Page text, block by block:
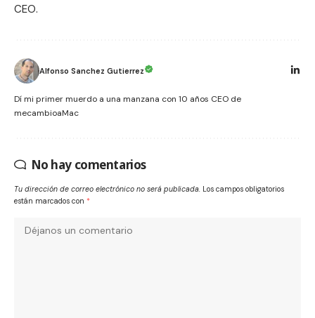
CEO.
Alfonso Sanchez Gutierrez
Dí mi primer muerdo a una manzana con 10 años CEO de
mecambioaMac
No hay comentarios
Tu dirección de correo electrónico no será publicada. Los campos obligatorios
están marcados con *